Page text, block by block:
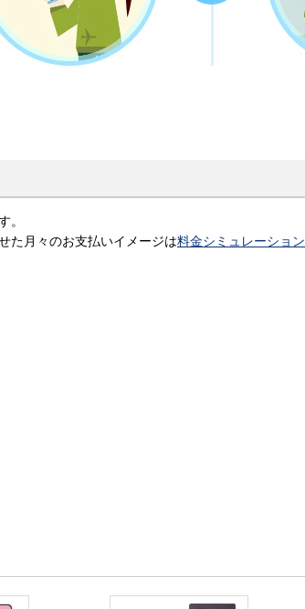
。
た月々のお支払いイメージは料金シミュレーション